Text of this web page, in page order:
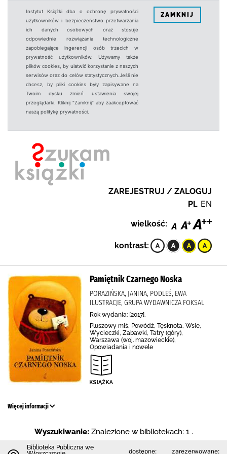
Instytut Książki dba o ochronę prywatności
użytkowników i bezpieczeństwo przetwarzania
ich danych osobowych oraz stosuje
odpowiednie rozwiązania technologiczne
zapobiegające ingerencji osób trzecich w
prywatność użytkowników. Używamy także
plików cookies, by ułatwić korzystanie z naszych
serwisów oraz do celów statystycznych.Jeśli nie
chcesz, by pliki cookies były zapisywane na
Twoim dysku zmień ustawienia swojej
przeglądarki. Kliknij "Zamknij" aby zaakceptować
naszą politykę prywatności.
ZAMKNIJ
ZAREJESTRUJ / ZALOGUJ
PL EN
wielkość:
kontrast:
Pamiętnik Czarnego Noska
PORAZIŃSKA, JANINA, PODLEŚ, EWA
ILUSTRACJE, GRUPA WYDAWNICZA FOKSAL
Rok wydania: [2017].
Pluszowy miś, Powódź, Tęsknota, Wsie,
Wycieczki, Zabawki, Tatry (góry),
Warszawa (woj. mazowieckie),
Opowiadania i nowele
Więcej informacji
Wyszukiwanie: Znalezione w bibliotekach: 1 .
Biblioteka Publiczna we
dostępne: zarezerwowane: